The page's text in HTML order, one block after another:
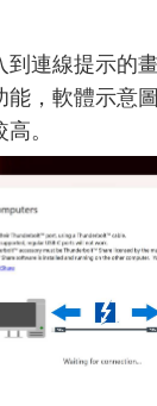
到連線提示的
能，軟體示意
。